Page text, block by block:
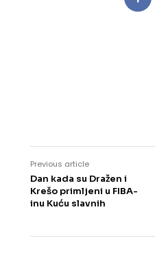
Previous article
Dan kada su Dražen i
Krešo primljeni u FIBA-
inu Kuću slavnih